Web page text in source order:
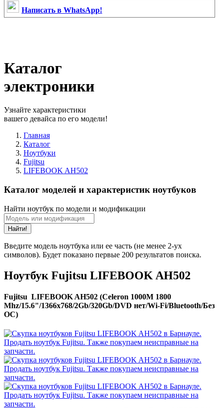
Написать в WhatsApp!
Каталог
электроники
Узнайте характеристики
вашего девайса по его модели!
Главная
Каталог
Ноутбуки
Fujitsu
LIFEBOOK AH502
Каталог моделей и характеристик ноутбуков
Найти ноутбук по модели и модификации
Найти!
Введите модель ноутбука или ее часть (не менее 2-ух
символов). Будет показано первые 200 результатов поиска.
Ноутбук Fujitsu LIFEBOOK AH502
Fujitsu LIFEBOOK AH502 (Celeron 1000M 1800
Mhz/15.6"/1366x768/2Gb/320Gb/DVD нет/Wi-Fi/Bluetooth/Без
ОС)